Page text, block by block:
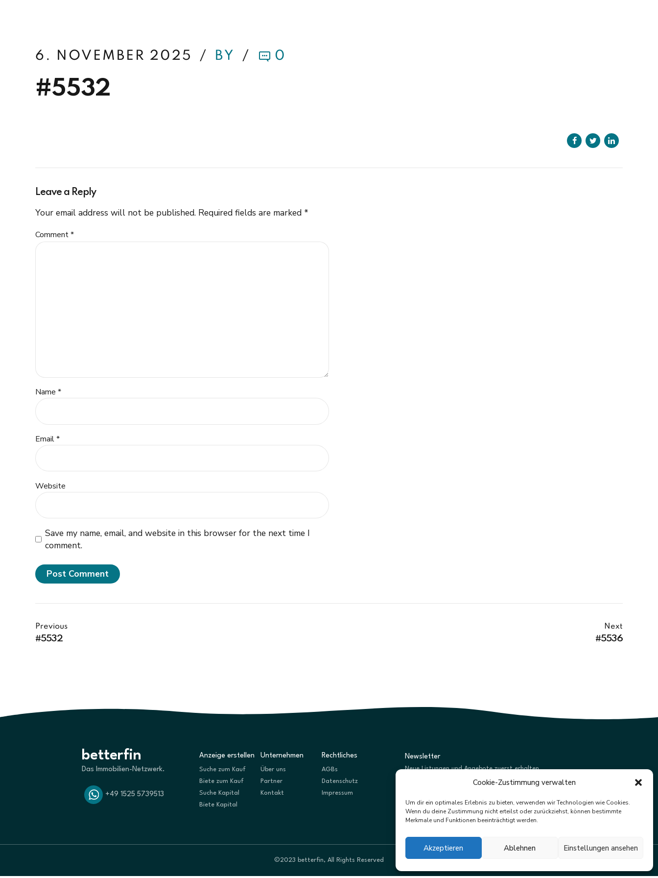
Cookie-Zustimmung verwalten
Um dir ein optimales Erlebnis zu bieten, verwenden wir Technologien wie Cookies.
Wenn du deine Zustimmung nicht erteilst oder zurückziehst, können bestimmte
Merkmale und Funktionen beeinträchtigt werden.
Akzeptieren Ablehnen Einstellungen ansehen
6. NOVEMBER 2025 BY 0
#5532
Leave a Reply
Your email address will not be published. Required fields are marked *
Comment*
Name *
Email *
Website
Save my name, email, and website in this browser for the next time I
comment.
Post Comment
Previous
#5532
Next
#5536
betterfin
Das Immobilien-Netzwerk.
+49 1525 5739513
Anzeige erstellen
Suche zum Kauf
Biete zum Kauf
Suche Kapital
Biete Kapital
Unternehmen
Über uns
Partner
Kontakt
Rechtliches
AGBs
Datenschutz
Impressum
Newsletter
Neue Listungen und Angebote zuerst erhalten.
Abonnieren
©2023 betterfin, All Rights Reserved